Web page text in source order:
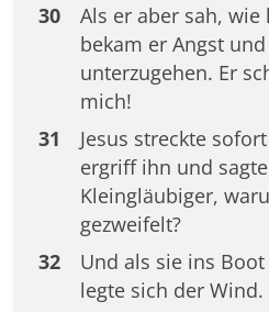
30
Als er aber sah,
bekam er Angst
unterzugehen. Er
mich!
31
Jesus streckte
ergriff ihn und
Kleingläubiger,
gezweifelt?
32
Und als sie ins
legte sich der Wind.